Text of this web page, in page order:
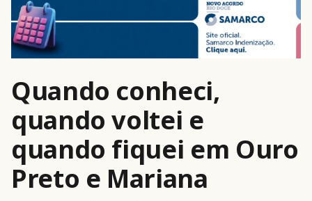
Quando conheci,
quando voltei e
quando fiquei em Ouro
Preto e Mariana